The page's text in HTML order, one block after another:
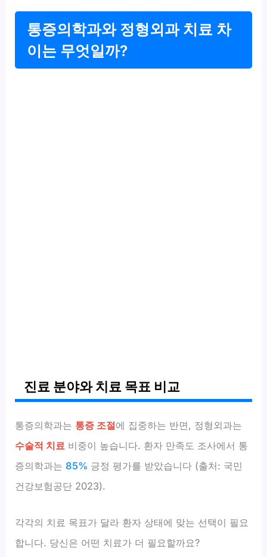
통증의학과와 정형외과 치료 차
이는 무엇일까?
진료 분야와 치료 목표 비교
통증의학과는 통증 조절에 집중하는 반면, 정형외과는
수술적 치료 비중이 높습니다. 환자 만족도 조사에서 통
증의학과는85% 긍정 평가를 받았습니다 (출처: 국민
건강보험공단 2023).
각각의 치료 목표가 달라 환자 상태에 맞는 선택이 필요
합니다. 당신은 어떤 치료가 더 필요할까요?